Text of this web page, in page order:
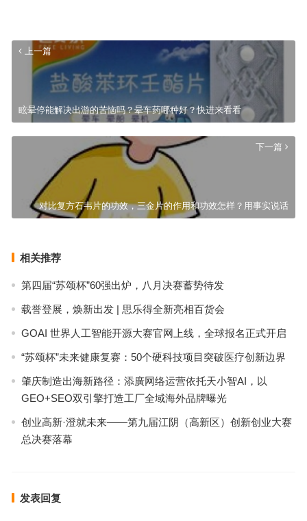
上一篇
眩晕停能解决出游的苦恼吗？晕车药哪种好？快进来看看
下一篇
对比复方石韦片的功效，三金片的作用和功效怎样？用事实说话
相关推荐
第四届“苏颂杯”60强出炉，八月决赛蓄势待发
载誉登展，焕新出发 | 思乐得全新亮相百货会
GOAI 世界人工智能开源大赛官网上线，全球报名正式开启
“苏颂杯”未来健康复赛：50个硬科技项目突破医疗创新边界
肇庆制造出海新路径：添廣网络运营依托天小智AI，以
GEO+SEO双引擎打造工厂全域海外品牌曝光
创业高新·澄就未来——第九届江阴（高新区）创新创业大赛
总决赛落幕
发表回复